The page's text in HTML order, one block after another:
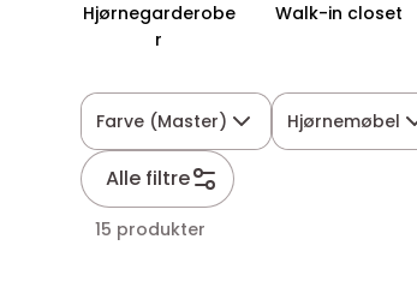
Hjørnegarderobe
r
Walk-in closet
Farve (Master) Hjørnemøbel
Alle filtre
15 produkter